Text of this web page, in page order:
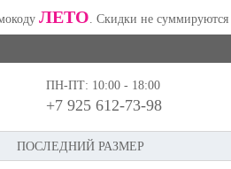
ЛЕТО. Скидки не суммируются
ПН-ПТ: 10:00 - 18:00
+7 925 612-73-98
ПОСЛЕДНИЙ РАЗМЕР